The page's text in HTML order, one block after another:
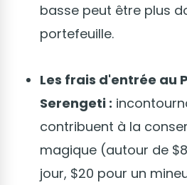
basse peut être plus
portefeuille.
Les frais d'entrée au
Serengeti :
contribuent à la
magique (autour de
jour, $20 pour un